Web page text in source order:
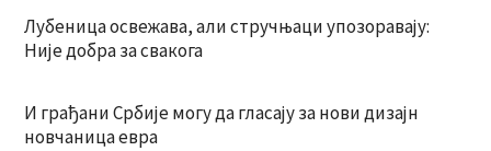
Лубеница освежава, али стручњаци упозоравају:
Није добра за свакога
И грађани Србије могу да гласају за нови дизајн
новчаница евра